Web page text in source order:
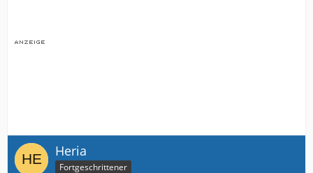
Heria
Fortgeschrittener